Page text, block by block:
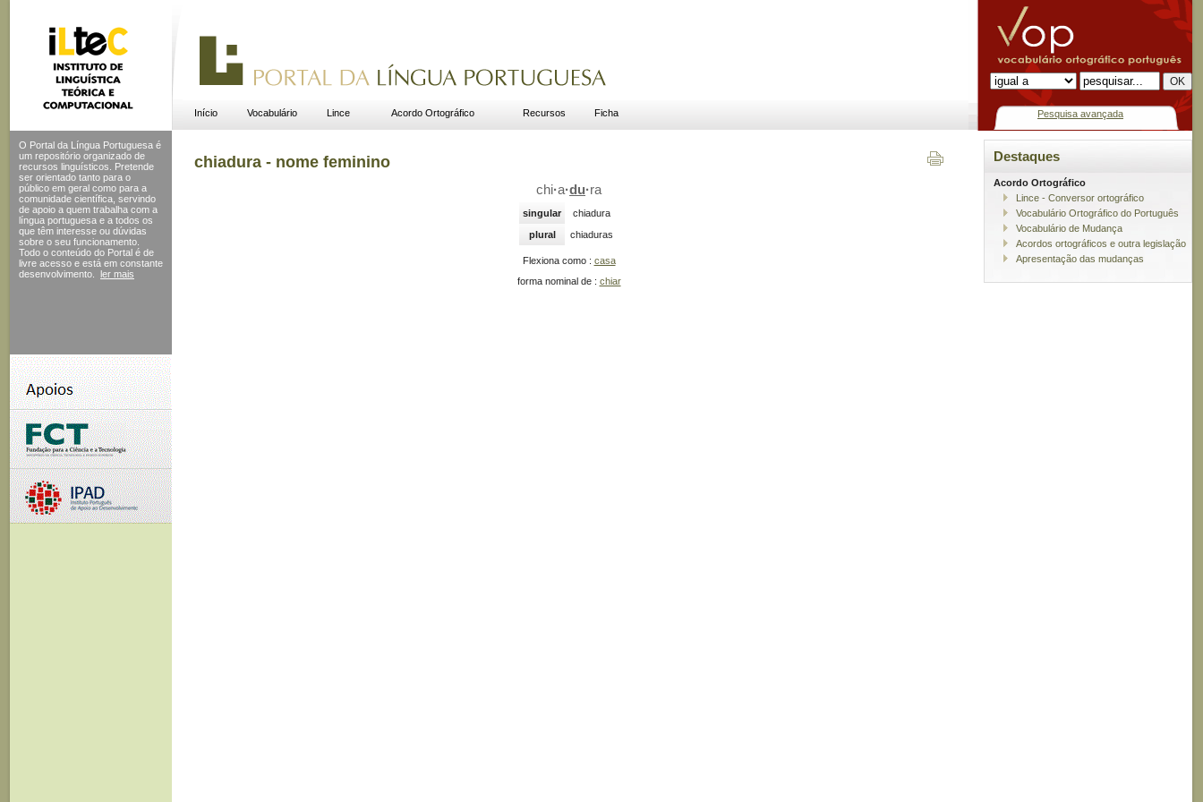
Início Vocabulário Lince Acordo Ortográfico Recursos Ficha Pesquisa avançada
O Portal da Língua Portuguesa é
um repositório organizado de
recursos linguísticos. Pretende
ser orientado tanto para o
público em geral como para a
comunidade científica, servindo
de apoio a quem trabalha com a
língua portuguesa e a todos os
que têm interesse ou dúvidas
sobre o seu funcionamento.
Todo o conteúdo do Portal é de
livre acesso e está em constante
desenvolvimento.
ler mais
chiadura - nome feminino
chi·a·du·ra
singular
chiadura
plural
chiaduras
Flexiona como : casa
forma nominal de : chiar
Destaques
Acordo Ortográfico
Lince - Conversor ortográfico
Vocabulário Ortográfico do Português
Vocabulário de Mudança
Acordos ortográficos e outra legislação
Apresentação das mudanças